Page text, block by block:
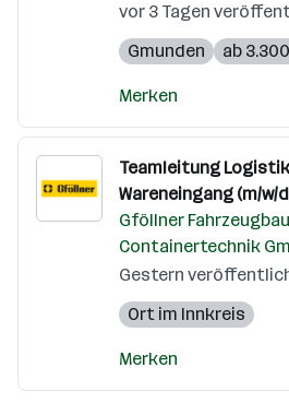
vor 3 Tagen
Gmunden
ab
Merken
Teamleitung
Wareneingang (m/w/
Gföllner
Containertechnik
Gestern
Ort im Innkreis
Merken